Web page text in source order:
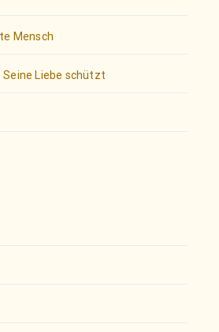
Mensch
Liebe schützt